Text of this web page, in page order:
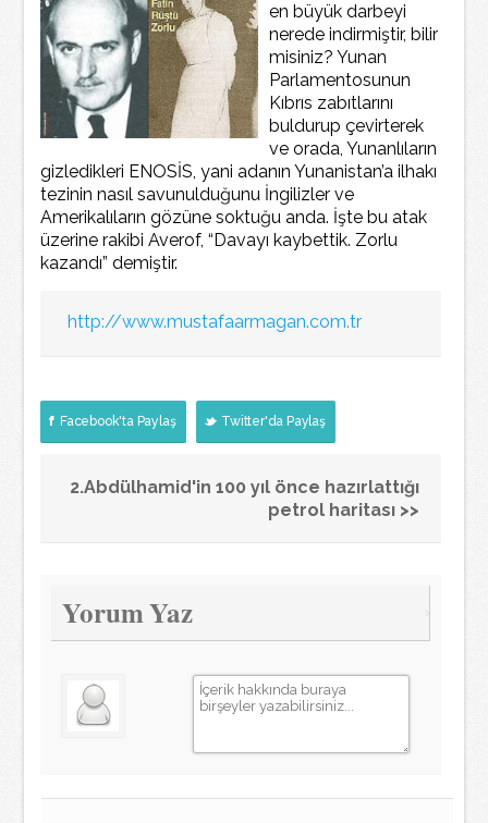
en büyük darbeyi
nerede indirmiştir, bilir
misiniz? Yunan
Parlamentosunun
Kıbrıs zabıtlarını
buldurup çevirterek
ve orada, Yunanlıların
gizledikleri ENOSİS, yani adanın Yunanistan’a ilhakı
tezinin nasıl savunulduğunu İngilizler ve
Amerikalıların gözüne soktuğu anda. İşte bu atak
üzerine rakibi Averof, “Davayı kaybettik. Zorlu
kazandı” demiştir.
http://www.mustafaarmagan.com.tr
Facebook'ta Paylaş Twitter'da Paylaş
2.Abdülhamid'in 100 yıl önce hazırlattığı
petrol haritası >>
Yorum Yaz